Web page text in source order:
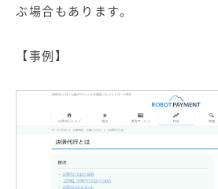
ぶ場合もあります。
【事例】